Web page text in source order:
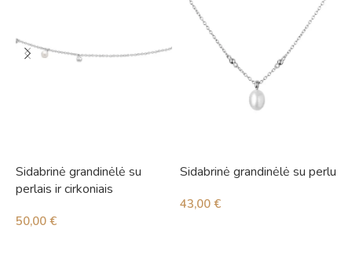
Sidabrinė grandinėlė su
perlais ir cirkoniais
50,00 €
Sidabrinė grandinėlė su perlu
43,00 €